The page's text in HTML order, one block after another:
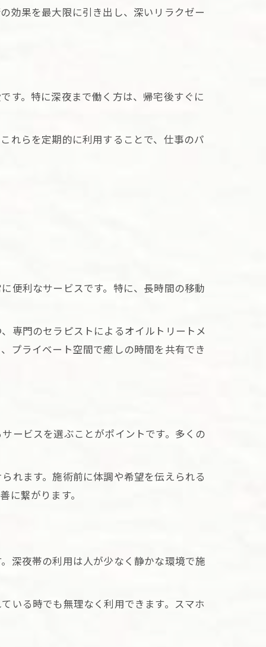
効果を最大限に引き出し、深いリラクゼー
す。特に深夜まで働く方は、帰宅後すぐに
れらを定期的に利用することで、仕事のパ
便利なサービスです。特に、長時間の移動
専門のセラピストによるオイルトリートメ
プライベート空間で癒しの時間を共有でき
ービスを選ぶことがポイントです。多くの
れます。施術前に体調や希望を伝えられる
に繋がります。
深夜帯の利用は人が少なく静かな環境で施
いる時でも無理なく利用できます。スマホ